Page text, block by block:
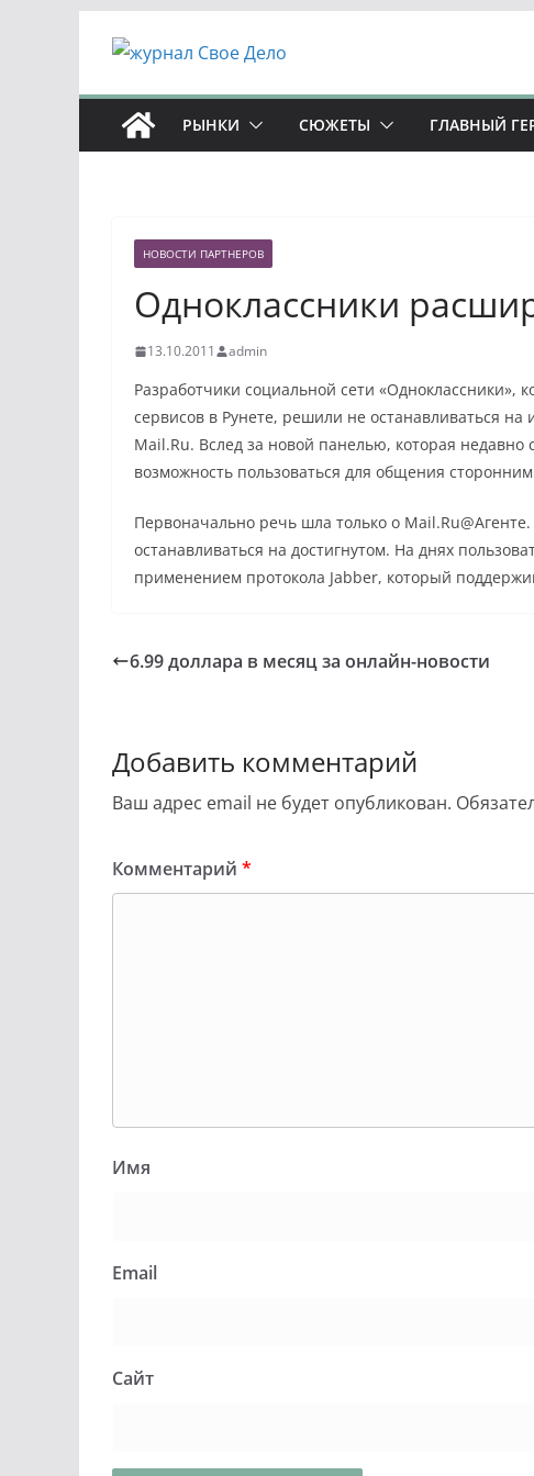
РЫНКИ СЮЖЕТЫ ГЛАВНЫЙ
НОВОСТИ ПАРТНЕРОВ
Одноклассники
13.10.2011 admin
Разработчики социальной сети «Одноклассники»,
сервисов в Рунете, решили не останавливаться
Mail.Ru. Вслед за новой панелью, которая недавно
возможность пользоваться для общения
Первоначально речь шла только о
останавливаться на достигнутом. На днях
применением протокола Jabber, который
6.99 доллара в месяц за онлайн-новости
Добавить комментарий
Ваш адрес email не будет опубликован.
Комментарий *
Имя
Email
Сайт